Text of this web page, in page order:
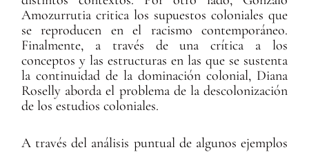
Amozurrutia critica los supuestos coloniales que
se reproducen en el racismo contemporáneo.
Finalmente, a través de una crítica a los
conceptos y las estructuras en las que se sustenta
la continuidad de la dominación colonial, Diana
Roselly aborda el problema de la descolonización
de los estudios coloniales.
A través del análisis puntual de algunos ejemplos